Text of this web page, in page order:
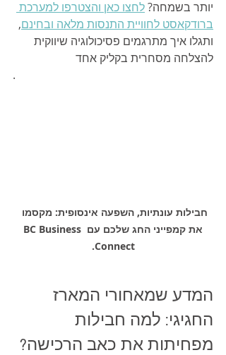
יותר בשמחה? לחצו כאן והצטרפו למערכת
ברודקאסט לחוויית התנסות מלאה ובחינם,
ותגלו איך מתרגמים פסיכולוגיה שיווקית
להצלחה מסחרית בקליק אחד
.
חבילות עונתיות, השפעה אינסופית: מקסמו
את קמפייני החג שלכם עם BC Business
Connect.
המדע שמאחורי המארז
החגיגי: למה חבילות
מפחיתות את כאב הרכישה?